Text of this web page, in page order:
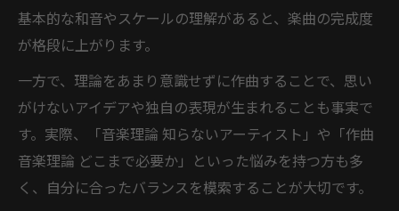
基本的な和音やスケールの理解があると、楽曲の完成度
が格段に上がります。
一方で、理論をあまり意識せずに作曲することで、思い
がけないアイデアや独自の表現が生まれることも事実で
す。実際、「音楽理論 知らないアーティスト」や「作曲
音楽理論 どこまで必要か」といった悩みを持つ方も多
く、自分に合ったバランスを模索することが大切です。